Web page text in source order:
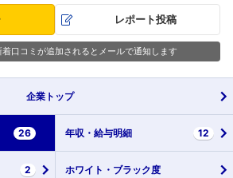
レポート投稿
口コミが追加されるとメールで通知します
企業 トップ
26 年収・ 給与明細 12
2 ホワイト・ ブラック度